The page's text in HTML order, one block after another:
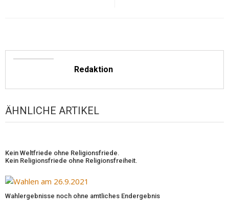
Redaktion
ÄHNLICHE ARTIKEL
Kein Weltfriede ohne Religionsfriede.
Kein Religionsfriede ohne Religionsfreiheit.
Wahlergebnisse noch ohne amtliches Endergebnis